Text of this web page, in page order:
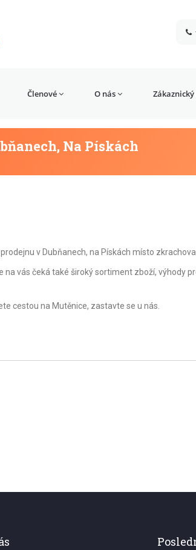
Členové O nás
Na Pískách
v Dubňanech, na Pískách místo
vás čeká také široký sortiment zboží, výhody
cestou na Mutěnice, zastavte se u nás.